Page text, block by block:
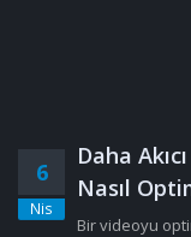
6
Nis
Daha
Nasıl
Bir videoyu